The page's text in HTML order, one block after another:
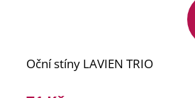
Oční stíny LAVIEN TRIO